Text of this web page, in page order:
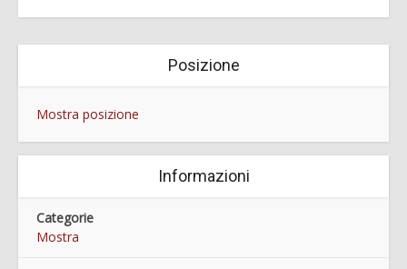
Posizione
Mostra posizione
Informazioni
Categorie
Mostra